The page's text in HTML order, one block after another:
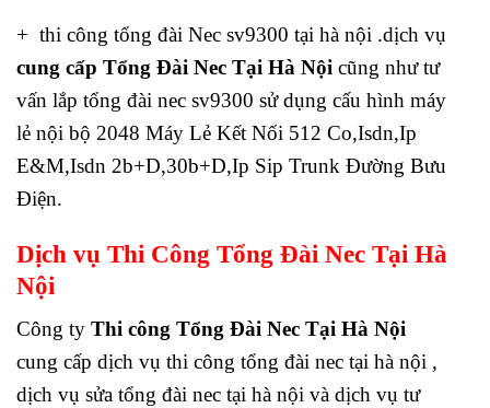
+ thi công tổng đài Nec sv9300 tại hà nội .dịch vụ
cung cấp Tổng Đài Nec Tại Hà Nội cũng như tư
vấn lắp tổng đài nec sv9300 sử dụng cấu hình máy
lẻ nội bộ 2048 Máy Lẻ Kết Nối 512 Co,Isdn,Ip
E&M,Isdn 2b+D,30b+D,Ip Sip Trunk Đường Bưu
Điện.
Dịch vụ Thi Công Tổng Đài Nec Tại Hà
Nội
Công ty Thi công Tổng Đài Nec Tại Hà Nội
cung cấp dịch vụ thi công tổng đài nec tại hà nội ,
dịch vụ sửa tổng đài nec tại hà nội và dịch vụ tư